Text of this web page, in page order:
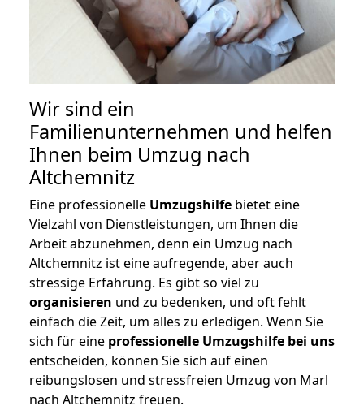
Wir sind ein
Familienunternehmen und helfen
Ihnen beim Umzug nach
Altchemnitz
Eine professionelle Umzugshilfe bietet eine
Vielzahl von Dienstleistungen, um Ihnen die
Arbeit abzunehmen, denn ein Umzug nach
Altchemnitz ist eine aufregende, aber auch
stressige Erfahrung. Es gibt so viel zu
organisieren und zu bedenken, und oft fehlt
einfach die Zeit, um alles zu erledigen. Wenn Sie
sich für eine professionelle Umzugshilfe bei uns
entscheiden, können Sie sich auf einen
reibungslosen und stressfreien Umzug von Marl
nach Altchemnitz freuen.